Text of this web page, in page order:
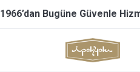
1966’dan Bugüne Güvenle